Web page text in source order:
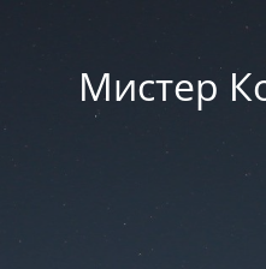
Мистер